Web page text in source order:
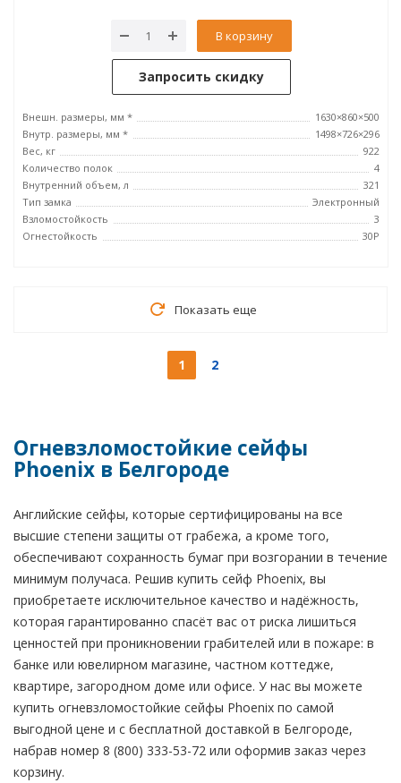
В корзину
Запросить скидку
Внешн. размеры, мм *
1630×860×500
Внутр. размеры, мм *
1498×726×296
Вес, кг
922
Количество полок
4
Внутренний объем, л
321
Тип замка
Электронный
Взломостойкость
3
Огнестойкость
30P
Показать еще
1 2
Огневзломостойкие сейфы
Phoenix в Белгороде
Английские сейфы, которые сертифицированы на все
высшие степени защиты от грабежа, а кроме того,
обеспечивают сохранность бумаг при возгорании в течение
минимум получаса. Решив купить сейф Phoenix, вы
приобретаете исключительное качество и надёжность,
которая гарантированно спасёт вас от риска лишиться
ценностей при проникновении грабителей или в пожаре: в
банке или ювелирном магазине, частном коттедже,
квартире, загородном доме или офисе. У нас вы можете
купить огневзломостойкие сейфы Phoenix по самой
выгодной цене и с бесплатной доставкой в Белгороде,
набрав номер 8 (800) 333-53-72 или оформив заказ через
корзину.